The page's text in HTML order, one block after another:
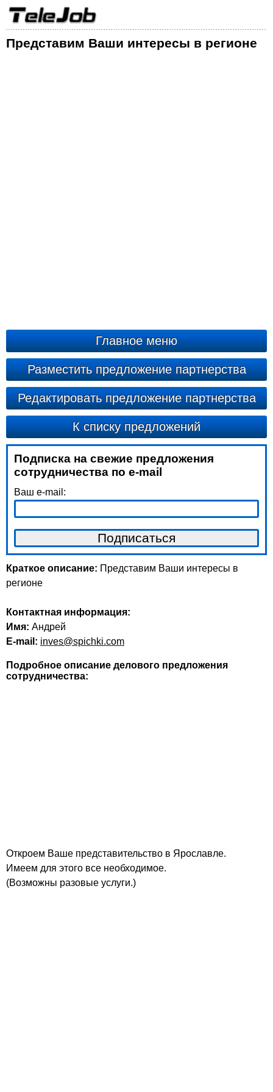
Представим Ваши интересы в регионе
Главное меню
Разместить предложение партнерства
Редактировать предложение партнерства
К списку предложений
Подписка на свежие предложения
сотрудничества по e-mail
Ваш e-mail:
Краткое описание: Представим Ваши интересы в
регионе
Контактная информация:
Имя: Андрей
E-mail: inves@spichki.com
Подробное описание делового предложения
сотрудничества:
Откроем Ваше представительство в Ярославле.
Имеем для этого все необходимое.
(Возможны разовые услуги.)